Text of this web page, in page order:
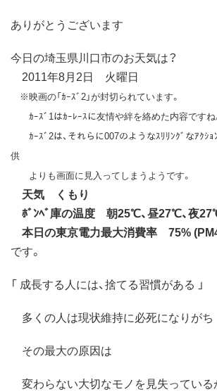
ありがとうございます
今日の埼玉県川口市のお天気は？
2011年8月2日 火曜日
※映画の「ｶｰｽﾞ2」が封切られています。
ｶｰｽﾞ1はｶｰﾚｰｽに友情や絆を絡めた内容ですね
ｶｰｽﾞ2は、それらに007のようなｽﾘﾘﾝｸﾞなｱｸｼｮ
供
よりも画面に見入ってしまうようです。
天気 くもり
ﾎﾞﾝﾍﾞ庫の温度 朝25℃、昼27℃、夜
本日の東京電力最大消費率 75%
です。
「 成長する人には、捨てる習慣がある 」
多くの人は現状維持に必死になりがち
その最大の原因は
変わらない大切なモノを見失っている